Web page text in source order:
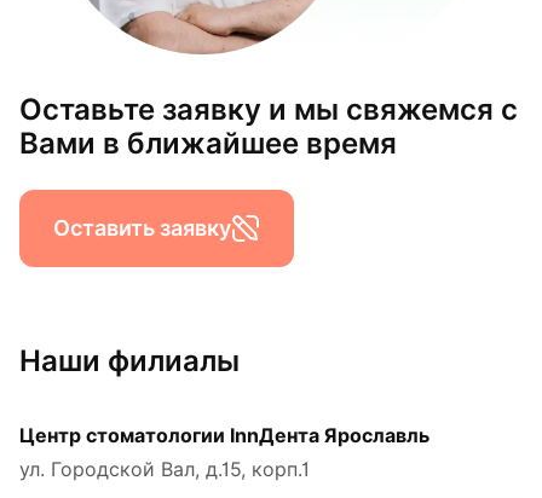
Оставьте заявку и мы свяжемся с
Вами в ближайшее время
Оставить заявку
Наши филиалы
Центр стоматологии InnДента Ярославль
ул. Городской Вал, д.15, корп.1